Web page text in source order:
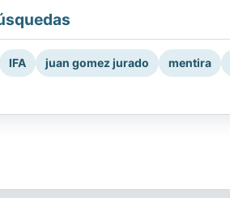
IFA juan gomez jurado mentira